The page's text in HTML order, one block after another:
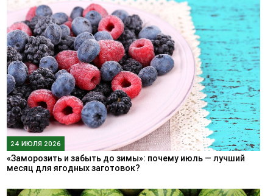
24 ИЮЛЯ 2026
«Заморозить и забыть до зимы»: почему июль — лучший
месяц для ягодных заготовок?